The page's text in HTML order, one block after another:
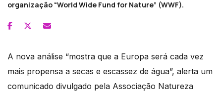
organização “World Wide Fund for Nature” (WWF).
A nova análise “mostra que a Europa será cada vez
mais propensa a secas e escassez de água”, alerta um
comunicado divulgado pela Associação Natureza